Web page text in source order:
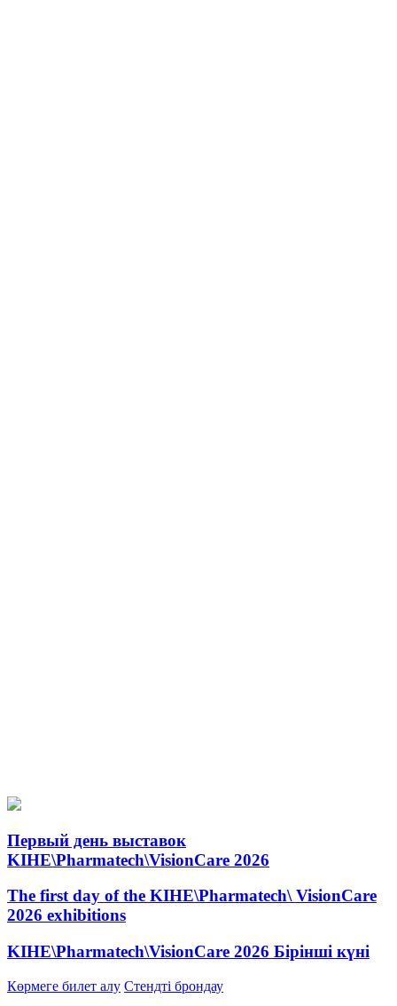
Первый день выставок
KIHE\Pharmatech\VisionCare 2026
The first day of the KIHE\Pharmatech\ VisionCare
2026 exhibitions
KIHE\Pharmatech\VisionCare 2026 Бірінші күні
Көрмеге билет алу Стендті брондау